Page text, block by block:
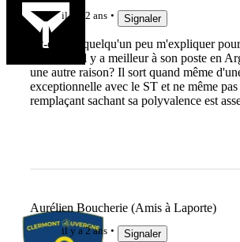
il y a 2 ans Signaler
est-ce que quelqu'un peu m'expliquer
joue pas? Il y a meilleur à son poste en
une autre raison? Il sort quand même
exceptionnelle avec le ST et ne même
remplaçant sachant sa polyvalence est
Aurélien Boucherie (Amis à Laporte)
il y a 2 ans Signaler